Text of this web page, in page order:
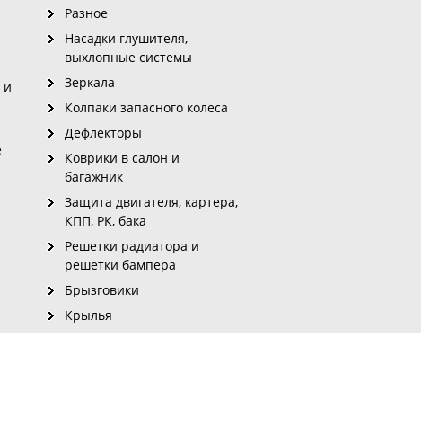
Разное
Насадки глушителя,
выхлопные системы
Зеркала
Колпаки запасного колеса
Дефлекторы
Коврики в салон и
багажник
Защита двигателя, картера,
КПП, РК, бака
Решетки радиатора и
решетки бампера
Брызговики
Крылья
и